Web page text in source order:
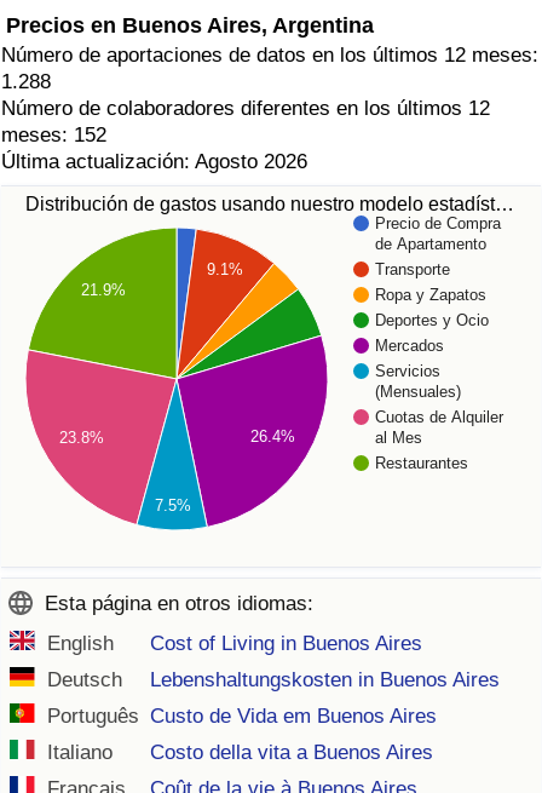
Precios en Buenos Aires, Argentina
Número de aportaciones de datos en los últimos 12 meses:
1.288
Número de colaboradores diferentes en los últimos 12
meses: 152
Última actualización: Agosto 2026
Distribución de gastos usando nuestro modelo estadíst…
Precio de Compra
de Apartamento
Transporte
Ropa y Zapatos
Deportes y Ocio
Mercados
Servicios
(Mensuales)
Cuotas de Alquiler
al Mes
Restaurantes
9.1%
26.4%
21.9%
23.8%
7.5%
Esta página en otros idiomas:
English
Cost of Living in Buenos Aires
Deutsch
Lebenshaltungskosten in Buenos Aires
Português Custo de Vida em Buenos Aires
Italiano
Costo della vita a Buenos Aires